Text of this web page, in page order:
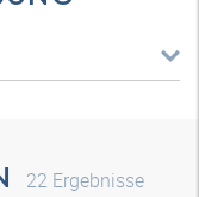
22 Ergebnisse